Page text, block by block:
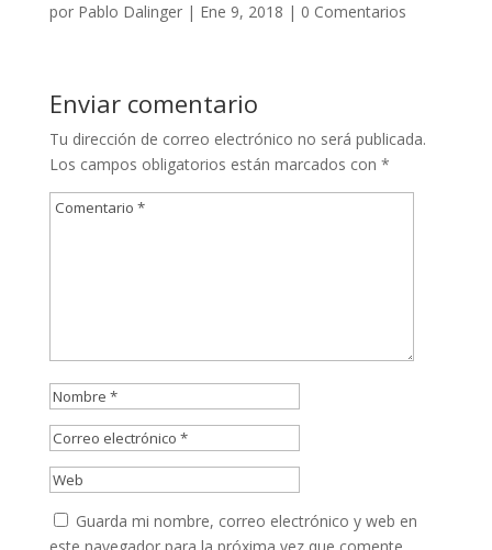
por Pablo Dalinger| Ene 9, 2018 | 0 Comentarios
Enviar comentario
Tu dirección de correo electrónico no será publicada.
Los campos obligatorios están marcados con *
Guarda mi nombre, correo electrónico y web en